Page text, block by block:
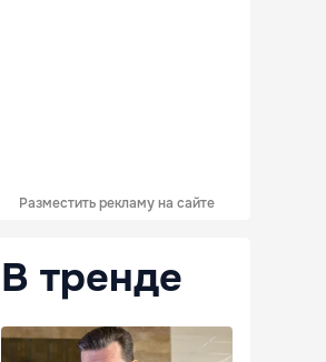
Разместить рекламу на сайте
В тренде